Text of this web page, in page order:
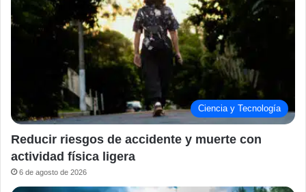
Ciencia y Tecnología
Reducir riesgos de accidente y muerte con
actividad física ligera
6 de agosto de 2026